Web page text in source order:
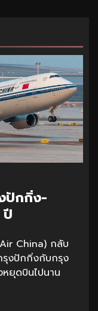
ปักกิ่ง-
ปี
China) กลับ
รุงปักกิ่งกับกรุง
ยุดบินไปนาน